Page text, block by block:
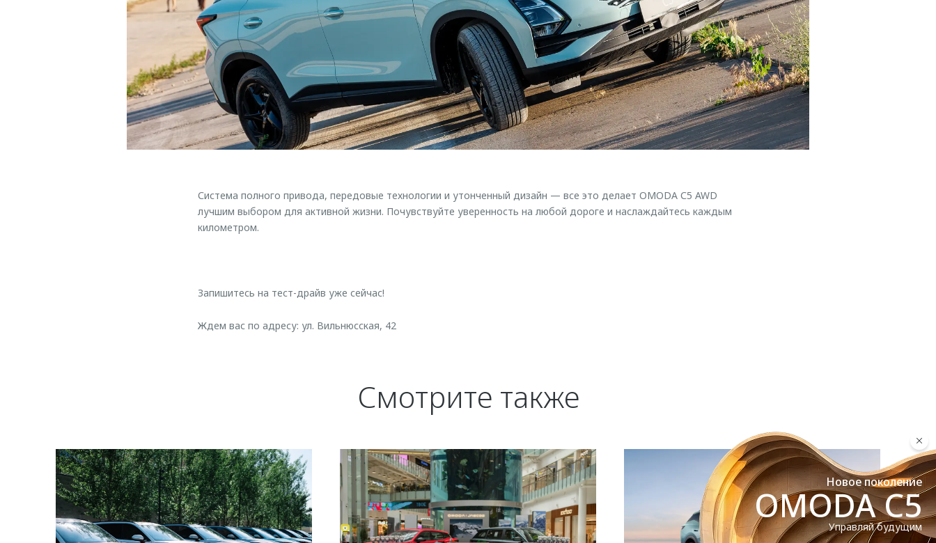
Новое поколение
OMODA C5
Управляй будущим
Система полного привода, передовые технологии и утонченный дизайн — все это делает OMODA С5 AWD
лучшим выбором для активной жизни. Почувствуйте уверенность на любой дороге и наслаждайтесь каждым
километром.
Запишитесь на тест-драйв уже сейчас!
Ждем вас по адресу: ул. Вильнюсская, 42
Смотрите также